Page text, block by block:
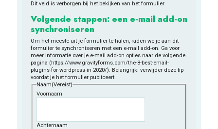
Dit veld is verborgen bij het bekijken van het formulier
Volgende stappen: een e-mail add-on
synchroniseren
Om het meeste uit je formulier te halen, raden we je aan dit
formulier te synchroniseren met een e-mail add-on. Ga voor
meer informatie over je e-mail add-on opties naar de volgende
pagina (https://www.gravityforms.com/the-8-best-email-
plugins-for-wordpress-in-2020/). Belangrijk: verwijder deze tip
voordat je het formulier publiceert.
Naam(Vereist)
Voornaam
Achternaam